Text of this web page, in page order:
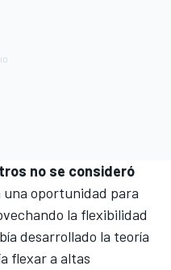
no se consideró
una oportunidad para
la flexibilidad
desarrollado la teoría
flexar a altas